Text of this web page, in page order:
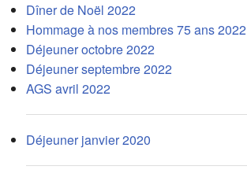
Dîner de Noël 2022
Hommage à nos membres 75 ans 2022
Déjeuner octobre 2022
Déjeuner septembre 2022
AGS avril 2022
Déjeuner janvier 2020